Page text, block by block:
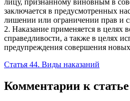
заключается в предусмотренных
лишении или ограничении прав и
2. Наказание применяется в целях
справедливости, а также в целях
предупреждения совершения
Статья 44. Виды наказаний
Комментарии к